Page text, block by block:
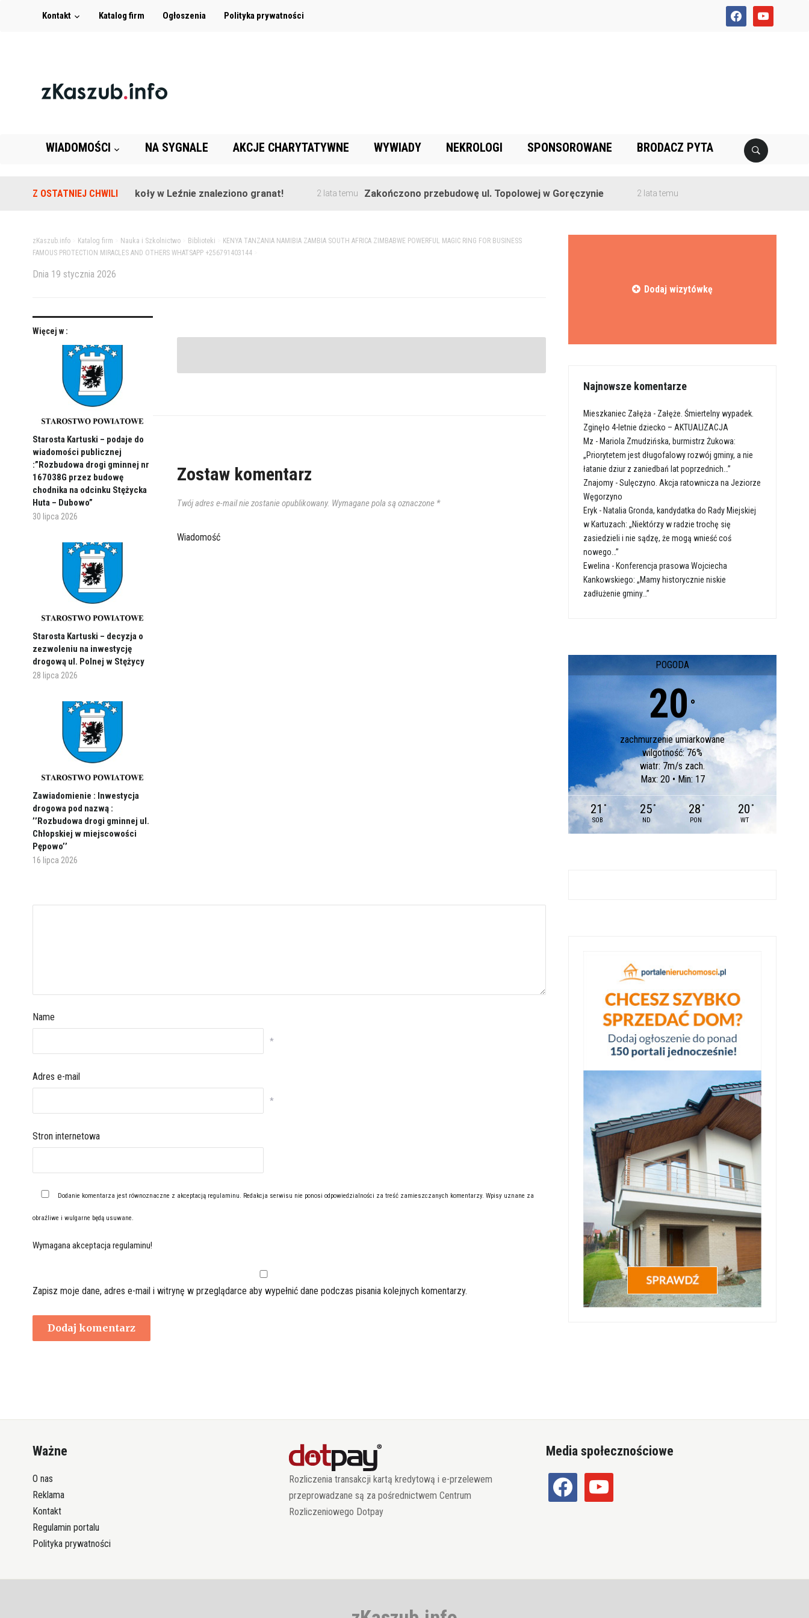
facebookyoutube
Kontakt Katalog firm Ogłoszenia Polityka prywatności
WIADOMOŚCI NA SYGNALE AKCJE CHARYTATYWNE WYWIADY NEKROLOGI SPONSOROWANE BRODACZ PYTA
Z OSTATNIEJ CHWILI
Na terenie szkoły w Leźnie znaleziono granat! 2 lata temu Zakończono przebudowę ul. Topolowej w Goręczynie 2 lata temu
zKaszub.info> Katalog firm Nauka i Szkolnictwo> Biblioteki
KENYA TANZANIA NAMIBIA ZAMBIA SOUTH AFRICA ZIMBABWE POWERFUL MAGIC RING FOR BUSINESS
FAMOUS PROTECTION MIRACLES AND OTHERS WHATSAPP +256791403144>
Dnia 19 stycznia 2026
Więcej w :
Starosta Kartuski – podaje do
wiadomości publicznej
:”Rozbudowa drogi gminnej nr
167038G przez budowę
chodnika na odcinku Stężycka
Huta – Dubowo”
30 lipca 2026
Starosta Kartuski – decyzja o
zezwoleniu na inwestycję
drogową ul. Polnej w Stężycy
28 lipca 2026
Zawiadomienie : Inwestycja
drogowa pod nazwą :
’’Rozbudowa drogi gminnej ul.
Chłopskiej w miejscowości
Pępowo’’
16 lipca 2026
Zostaw komentarz
Twój adres e-mail nie zostanie opublikowany. Wymagane pola są oznaczone *
Wiadomość
Name
*
Adres e-mail
*
Stron internetowa
Dodanie komentarza jest równoznaczne z akceptacją regulaminu. Redakcja serwisu nie ponosi odpowiedzialności za treść zamieszczanych komentarzy. Wpisy uznane za
obraźliwe i wulgarne będą usuwane.
Wymagana akceptacja regulaminu!
Zapisz moje dane, adres e-mail i witrynę w przeglądarce aby wypełnić dane podczas pisania kolejnych komentarzy.
Dodaj wizytówkę
Najnowsze komentarze
Mieszkaniec Załęża - Załęże. Śmiertelny wypadek.
Zginęło 4-letnie dziecko – AKTUALIZACJA
Mz - Mariola Zmudzińska, burmistrz Żukowa:
„Priorytetem jest długofalowy rozwój gminy, a nie
łatanie dziur z zaniedbań lat poprzednich…”
Znajomy -Sulęczyno. Akcja ratownicza na Jeziorze
Węgorzyno
Eryk - Natalia Gronda, kandydatka do Rady Miejskiej
w Kartuzach: „Niektórzy w radzie trochę się
zasiedzieli i nie sądzę, że mogą wnieść coś
nowego…”
Ewelina - Konferencja prasowa Wojciecha
Kankowskiego: „Mamy historycznie niskie
zadłużenie gminy…”
POGODA
20 °
zachmurzenie umiarkowane
wilgotność: 76%
wiatr: 7m/s zach.
Max: 20 • Min: 17
21 °
SOB
25 °
ND
28 °
PON
20 °
WT
Ważne
O nas
Reklama
Kontakt
Regulamin portalu
Polityka prywatności
Rozliczenia transakcji kartą kredytową i e-przelewem
przeprowadzane są za pośrednictwem Centrum
Rozliczeniowego Dotpay
Media społecznościowe
facebook youtube